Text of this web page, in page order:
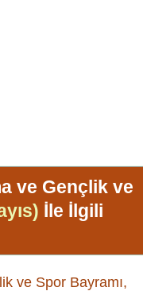
ve Gençlik ve
İle İlgili
ve Spor Bayramı,